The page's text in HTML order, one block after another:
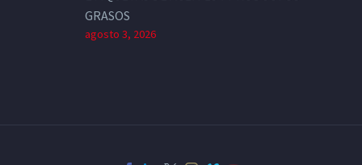
GRASOS
agosto 3, 2026